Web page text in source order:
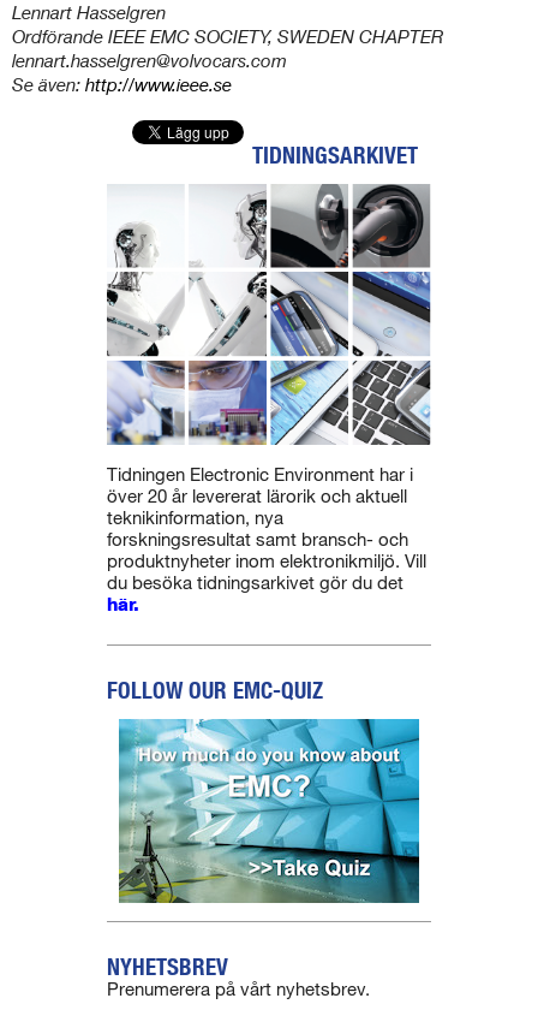
Lennart Hasselgren
Ordförande IEEE EMC SOCIETY, SWEDEN CHAPTER
lennart.hasselgren@volvocars.com
Se även: http://www.ieee.se
TIDNINGSARKIVET
Tidningen Electronic Environment har i
över 20 år levererat lärorik och aktuell
teknikinformation, nya
forskningsresultat samt bransch- och
produktnyheter inom elektronikmiljö. Vill
du besöka tidningsarkivet gör du det
här.
FOLLOW OUR EMC-QUIZ
NYHETSBREV
Prenumerera på vårt nyhetsbrev.